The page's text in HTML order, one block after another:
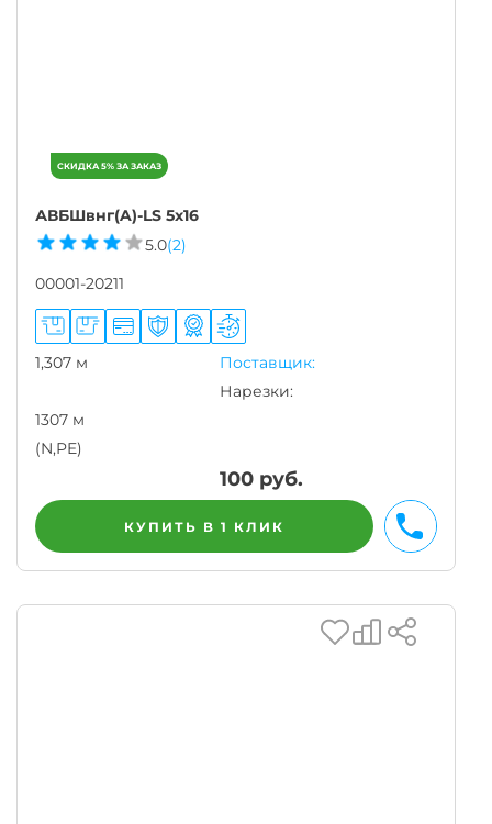
АВБШвнг(A)-LS 5х16
5.0(2)
00001-20211
1,307 м
Поставщик:
Нарезки:
1307 м
(N,PE)
100руб.
КУПИТЬ В 1 КЛИК